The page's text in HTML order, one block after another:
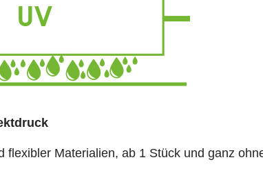
Materialien, ab 1 Stück und ganz